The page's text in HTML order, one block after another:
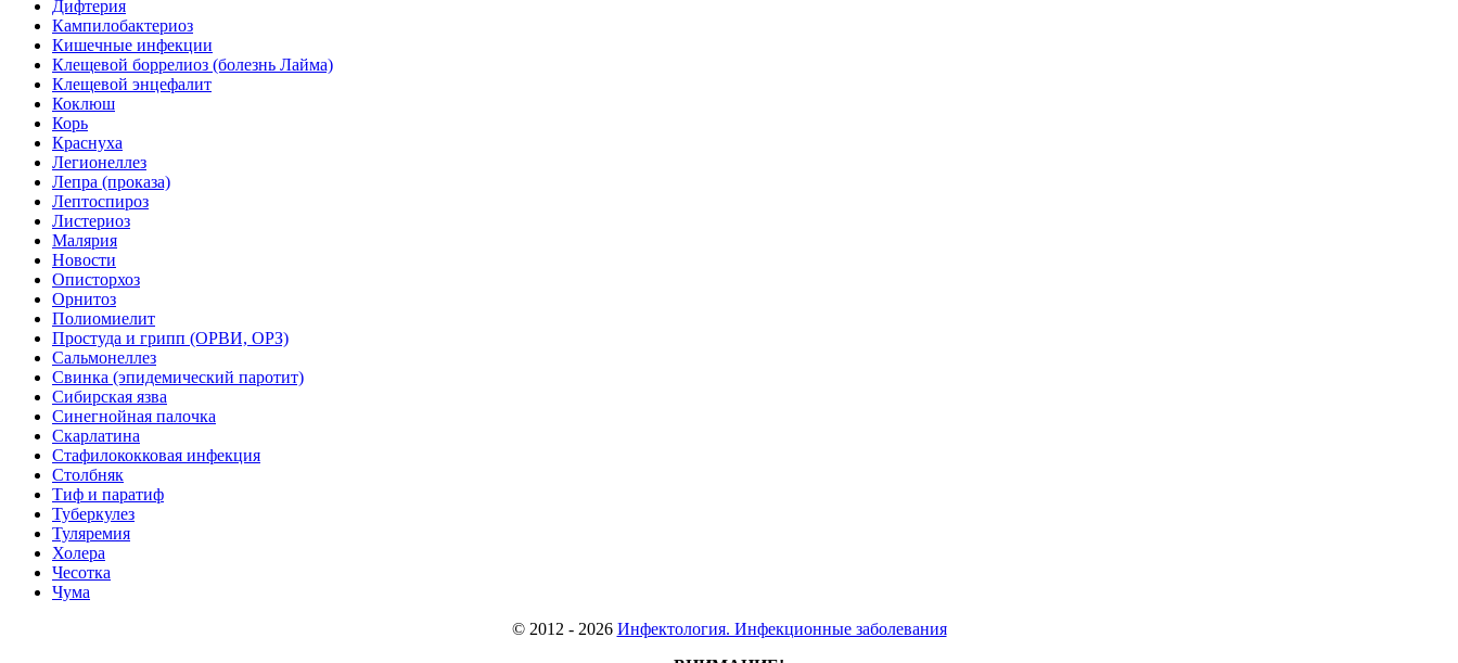
Дифтерия
Кампилобактериоз
Кишечные инфекции
Клещевой боррелиоз (болезнь Лайма)
Клещевой энцефалит
Коклюш
Корь
Краснуха
Легионеллез
Лепра (проказа)
Лептоспироз
Листериоз
Малярия
Новости
Описторхоз
Орнитоз
Полиомиелит
Простуда и грипп (ОРВИ, ОРЗ)
Сальмонеллез
Свинка (эпидемический паротит)
Сибирская язва
Синегнойная палочка
Скарлатина
Стафилококковая инфекция
Столбняк
Тиф и паратиф
Туберкулез
Туляремия
Холера
Чесотка
Чума
© 2012 - 2026 Инфектология. Инфекционные заболевания